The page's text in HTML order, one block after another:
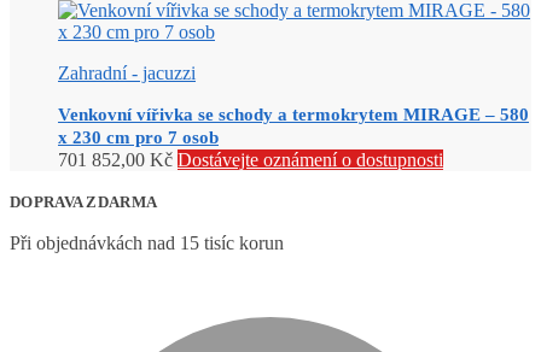
Zahradní - jacuzzi
Venkovní vířivka se schody a termokrytem MIRAGE – 580
x 230 cm pro 7 osob
701 852,00 Kč Dostávejte oznámení o dostupnosti
DOPRAVA ZDARMA
Při objednávkách nad 15 tisíc korun